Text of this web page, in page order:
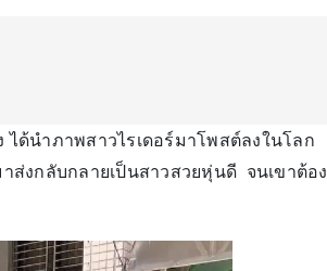
ได้นำภาพสาวไรเดอร์มาโพสต์ลงในโลก
ส่งกลับกลายเป็นสาวสวยหุ่นดี จนเขาต้อง